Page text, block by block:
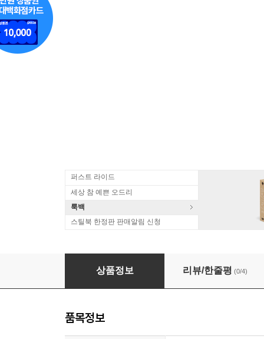
퍼스트 라이드
세상 참 예쁜 오드리
룩백
스틸북 한정판 판매알림 신청
장옥정, 사랑에 살다 : 감독판 DVD
상품정보 리뷰/한줄평 (0/4)
품목정보